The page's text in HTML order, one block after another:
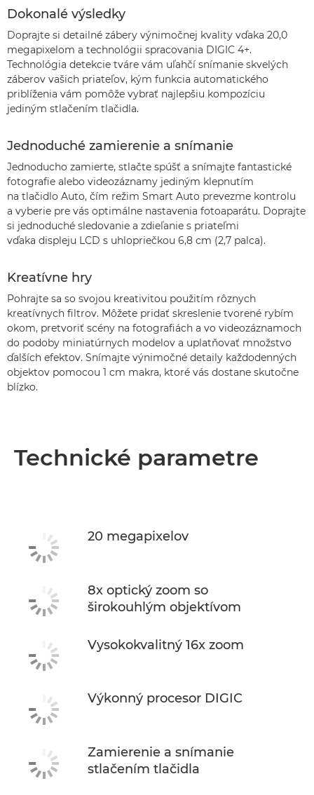
Dokonalé výsledky
Doprajte si detailné zábery výnimočnej kvality vďaka 20,0
megapixelom a technológii spracovania DIGIC 4+.
Technológia detekcie tváre vám uľahčí snímanie skvelých
záberov vašich priateľov, kým funkcia automatického
priblíženia vám pomôže vybrať najlepšiu kompozíciu
jediným stlačením tlačidla.
Jednoduché zamierenie a snímanie
Jednoducho zamierte, stlačte spúšť a snímajte fantastické
fotografie alebo videozáznamy jediným klepnutím
na tlačidlo Auto, čím režim Smart Auto prevezme kontrolu
a vyberie pre vás optimálne nastavenia fotoaparátu. Doprajte
si jednoduché sledovanie a zdieľanie s priateľmi
vďaka displeju LCD s uhlopriečkou 6,8 cm (2,7 palca).
Kreatívne hry
Pohrajte sa so svojou kreativitou použitím rôznych
kreatívnych filtrov. Môžete pridať skreslenie tvorené rybím
okom, pretvoriť scény na fotografiách a vo videozáznamoch
do podoby miniatúrnych modelov a uplatňovať množstvo
ďalších efektov. Snímajte výnimočné detaily každodenných
objektov pomocou 1 cm makra, ktoré vás dostane skutočne
blízko.
Technické parametre
20 megapixelov
8x optický zoom so
širokouhlým objektívom
Vysokokvalitný 16x zoom
Výkonný procesor DIGIC
Zamierenie a snímanie
stlačením tlačidla